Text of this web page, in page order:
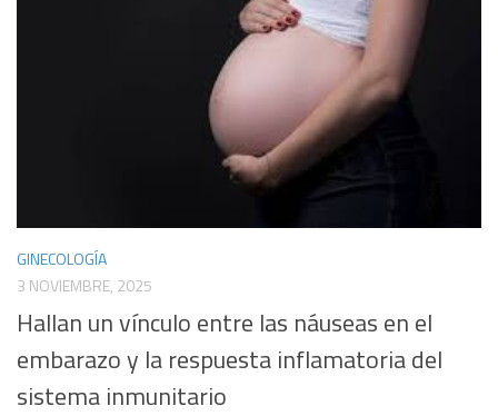
GINECOLOGÍA
3 NOVIEMBRE, 2025
Hallan un vínculo entre las náuseas en el
embarazo y la respuesta inflamatoria del
sistema inmunitario